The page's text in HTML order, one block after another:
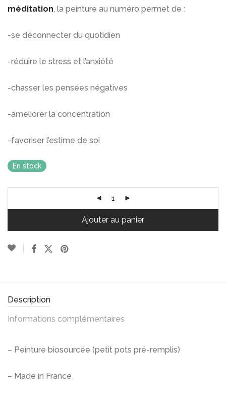
méditation, la peinture au numéro permet de :
-se déconnecter du quotidien
-réduire le stress et l’anxiété
-chasser les pensées négatives
-améliorer la concentration
-favoriser l’estime de soi
En stock
Ajouter au panier
Description
Informations complémentaires
– Peinture biosourcée (petit pots pré-remplis)
– Made in France